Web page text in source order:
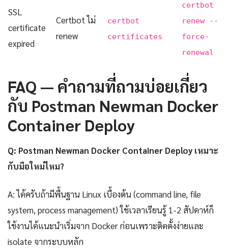
SSL
certificate
expired
Certbot ไม่
renew
certbot
certificates
certbot
renew --
force-
renewal
FAQ — คำถามที่ถามบ่อยเกี่ยว
กับ Postman Newman Docker
Container Deploy
Q: Postman Newman Docker Container Deploy เหมาะ
กับมือใหม่ไหม?
A: ได้ครับถ้ามีพื้นฐาน Linux เบื้องต้น (command line, file
system, process management) ใช้เวลาเรียนรู้ 1-2 สัปดาห์ก็
ใช้งานได้แนะนำเริ่มจาก Docker ก่อนเพราะติดตั้งง่ายและ
isolate จากระบบหลัก